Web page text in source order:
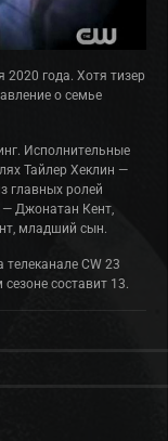
года. Хотя тизер
о семье
Исполнительные
Тайлер Хеклин —
главных ролей
Джонатан Кент,
младший сын.
телеканале CW 23
составит 13.